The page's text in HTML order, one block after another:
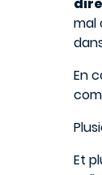
mal
En
Et